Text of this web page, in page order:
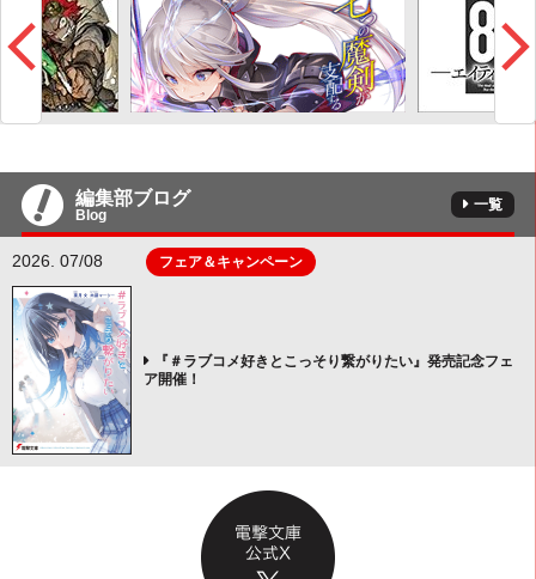
編集部ブログ
Blog
一覧
2026. 07/08 フェア＆キャンペーン
『＃ラブコメ好きとこっそり繋がりたい』発売記念フェ
ア開催！